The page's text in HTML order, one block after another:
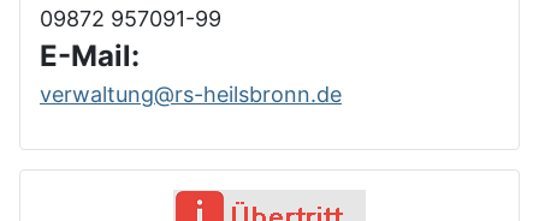
09872 957091-99
E-Mail:
verwaltung@rs-heilsbronn.de